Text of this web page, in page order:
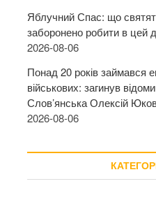
Яблучний Спас: що
заборонено робити в цей
2026-08-06
Понад 20 років займався
військових: загинув
Слов’янська Олексій
2026-08-06